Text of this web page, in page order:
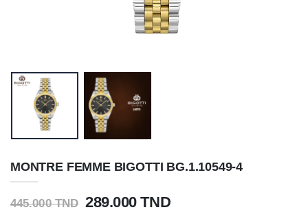
MONTRE FEMME BIGOTTI BG.1.10549-4
445.000 TND 289.000 TND